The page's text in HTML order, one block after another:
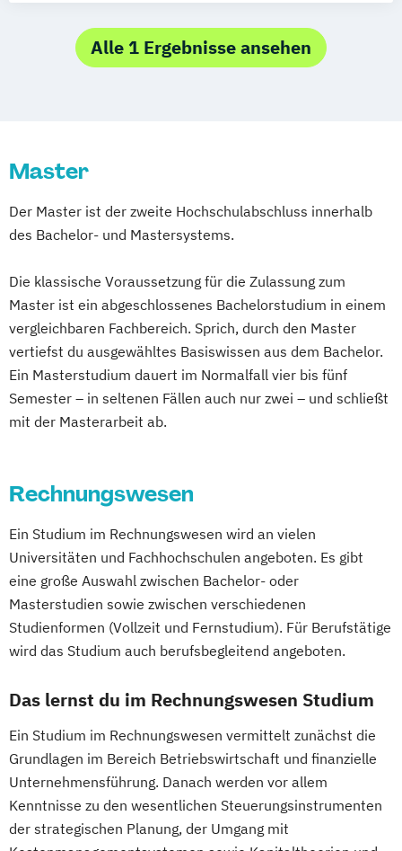
Bildungs- und Berufsberatung
Business & Engineering
TV und Media
Handelsmanagement
Human Resources Management
Energiemanagement
Management in Information and Business
Technologies
Management und IT
Marketing und Verkauf
Personalmanagement
Wirtschaftsingenieurwesen
Alle 1 Ergebnisse ansehen
Master
Der Master ist der zweite Hochschulabschluss innerhalb
des Bachelor- und Mastersystems.
Die klassische Voraussetzung für die Zulassung zum
Master ist ein abgeschlossenes Bachelorstudium in einem
vergleichbaren Fachbereich. Sprich, durch den Master
vertiefst du ausgewähltes Basiswissen aus dem Bachelor.
Ein Masterstudium dauert im Normalfall vier bis fünf
Semester – in seltenen Fällen auch nur zwei – und schließt
mit der Masterarbeit ab.
Rechnungswesen
Ein Studium im Rechnungswesen wird an vielen
Universitäten und Fachhochschulen angeboten. Es gibt
eine große Auswahl zwischen Bachelor- oder
Masterstudien sowie zwischen verschiedenen
Studienformen (Vollzeit und Fernstudium). Für Berufstätige
wird das Studium auch berufsbegleitend angeboten.
Das lernst du im Rechnungswesen Studium
Ein Studium im Rechnungswesen vermittelt zunächst die
Grundlagen im Bereich Betriebswirtschaft und finanzielle
Unternehmensführung. Danach werden vor allem
Kenntnisse zu den wesentlichen Steuerungsinstrumenten
der strategischen Planung, der Umgang mit